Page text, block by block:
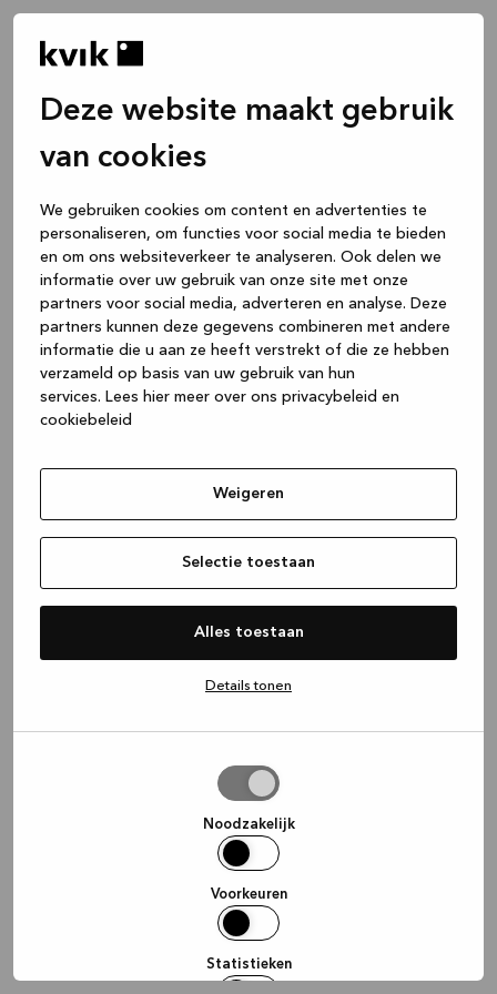
Deze website maakt gebruik
van cookies
We gebruiken cookies om content en advertenties te
personaliseren, om functies voor social media te bieden
en om ons websiteverkeer te analyseren. Ook delen we
informatie over uw gebruik van onze site met onze
partners voor social media, adverteren en analyse. Deze
partners kunnen deze gegevens combineren met andere
informatie die u aan ze heeft verstrekt of die ze hebben
verzameld op basis van uw gebruik van hun
services. Lees hier meer over ons privacybeleid en
cookiebeleid
Weigeren
Selectie toestaan
Alles toestaan
Details tonen
Noodzakelijk
Voorkeuren
Statistieken
(see the browser console for more
information).